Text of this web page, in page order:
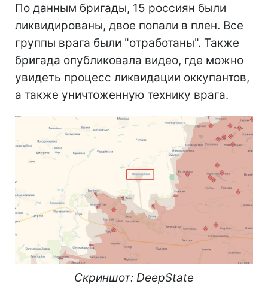
По данным бригады, 15 россиян были
ликвидированы, двое попали в плен. Все
группы врага были "отработаны". Также
бригада опубликовала видео, где можно
увидеть процесс ликвидации оккупантов,
а также уничтоженную технику врага.
Скриншот: DeepState